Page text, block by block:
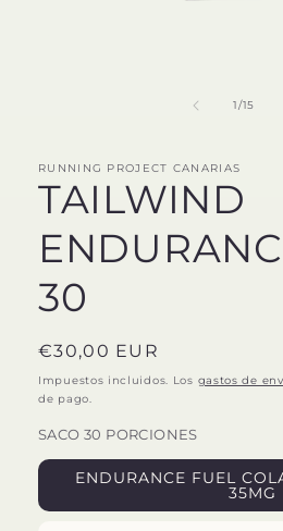
1/de
15
RUNNING PROJECT CANARIAS
TAILWIND
30
Precio
habitual
€30,00 EUR
Impuestos incluidos. Los gastos de
de pago.
SACO 30 PORCIONES
ENDURANCE FUEL
35MG